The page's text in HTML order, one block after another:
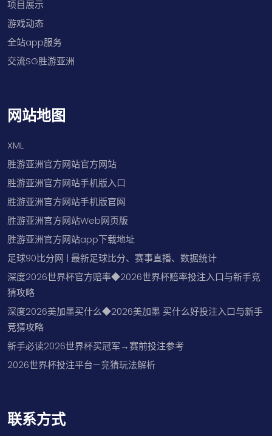
项目展示
游戏动态
全站app服务
交流SG胜游亚洲
网站地图
XML
胜游亚洲官方网站官方网站
胜游亚洲官方网站手机版入口
胜游亚洲官方网站手机版官网
胜游亚洲官方网站Web网页版
胜游亚洲官方网站app下载地址
足球90比分网 | 最新足球比分、赛事直播、数据统计
深度2026世界杯官方赔率◆2026世界杯赔率投注入口与新手竞
猜攻略
深度2026美加墨买什么◆2026美加墨 买什么好投注入口与新手
竞猜攻略
新手必读2026世界杯买冠军→赛前投注参考
2026世界杯投注平台—竞猜玩法解析
联系方式